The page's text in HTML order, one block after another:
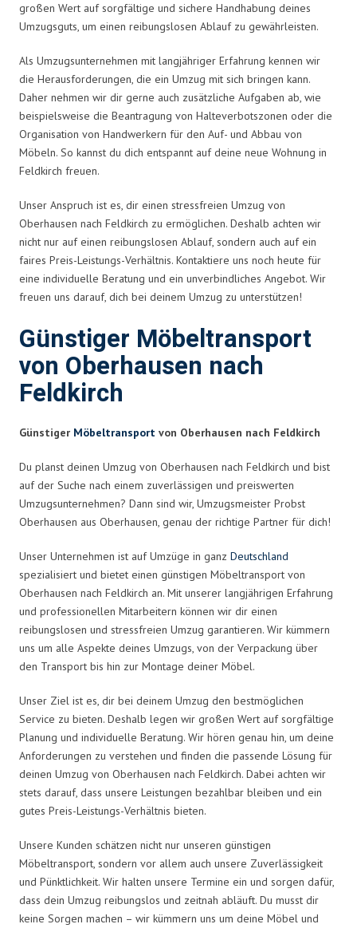
großen Wert auf sorgfältige und sichere Handhabung deines
Umzugsguts, um einen reibungslosen Ablauf zu gewährleisten.
Als Umzugsunternehmen mit langjähriger Erfahrung kennen wir
die Herausforderungen, die ein Umzug mit sich bringen kann.
Daher nehmen wir dir gerne auch zusätzliche Aufgaben ab, wie
beispielsweise die Beantragung von Halteverbotszonen oder die
Organisation von Handwerkern für den Auf- und Abbau von
Möbeln. So kannst du dich entspannt auf deine neue Wohnung in
Feldkirch freuen.
Unser Anspruch ist es, dir einen stressfreien Umzug von
Oberhausen nach Feldkirch zu ermöglichen. Deshalb achten wir
nicht nur auf einen reibungslosen Ablauf, sondern auch auf ein
faires Preis-Leistungs-Verhältnis. Kontaktiere uns noch heute für
eine individuelle Beratung und ein unverbindliches Angebot. Wir
freuen uns darauf, dich bei deinem Umzug zu unterstützen!
Günstiger Möbeltransport
von Oberhausen nach
Feldkirch
Günstiger Möbeltransport von Oberhausen nach Feldkirch
Du planst deinen Umzug von Oberhausen nach Feldkirch und bist
auf der Suche nach einem zuverlässigen und preiswerten
Umzugsunternehmen? Dann sind wir, Umzugsmeister Probst
Oberhausen aus Oberhausen, genau der richtige Partner für dich!
Unser Unternehmen ist auf Umzüge in ganz Deutschland
spezialisiert und bietet einen günstigen Möbeltransport von
Oberhausen nach Feldkirch an. Mit unserer langjährigen Erfahrung
und professionellen Mitarbeitern können wir dir einen
reibungslosen und stressfreien Umzug garantieren. Wir kümmern
uns um alle Aspekte deines Umzugs, von der Verpackung über
den Transport bis hin zur Montage deiner Möbel.
Unser Ziel ist es, dir bei deinem Umzug den bestmöglichen
Service zu bieten. Deshalb legen wir großen Wert auf sorgfältige
Planung und individuelle Beratung. Wir hören genau hin, um deine
Anforderungen zu verstehen und finden die passende Lösung für
deinen Umzug von Oberhausen nach Feldkirch. Dabei achten wir
stets darauf, dass unsere Leistungen bezahlbar bleiben und ein
gutes Preis-Leistungs-Verhältnis bieten.
Unsere Kunden schätzen nicht nur unseren günstigen
Möbeltransport, sondern vor allem auch unsere Zuverlässigkeit
und Pünktlichkeit. Wir halten unsere Termine ein und sorgen dafür,
dass dein Umzug reibungslos und zeitnah abläuft. Du musst dir
keine Sorgen machen – wir kümmern uns um deine Möbel und